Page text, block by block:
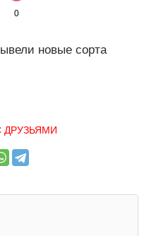
0
новые сорта
ДРУЗЬЯМИ